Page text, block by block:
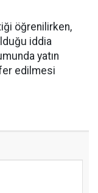
öğrenilirken,
iddia
yatın
edilmesi